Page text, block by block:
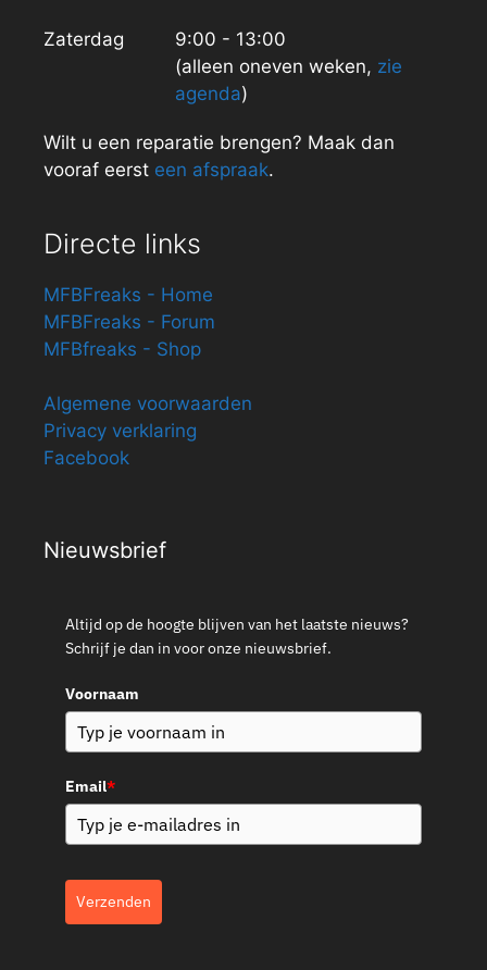
Zaterdag
9:00 - 13:00
(alleen oneven weken, zie
agenda)
Wilt u een reparatie brengen? Maak dan
vooraf eerst een afspraak.
Directe links
MFBFreaks - Home
MFBFreaks - Forum
MFBfreaks - Shop
Algemene voorwaarden
Privacy verklaring
Facebook
Nieuwsbrief
Altijd op de hoogte blijven van het laatste nieuws?
Schrijf je dan in voor onze nieuwsbrief.
Voornaam
Email*
Verzenden